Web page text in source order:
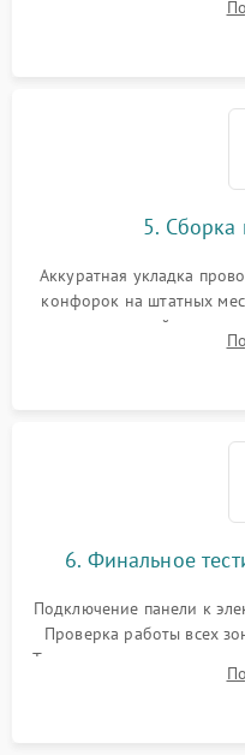
дорожек. Очистка
5. Сборка
Аккуратная укладка
конфорок на штатных
проверкой
термостойкого
6. Финальное
Подключение панели к
Проверка работы всех
Тестирование сенсорного
остаточного тепла и